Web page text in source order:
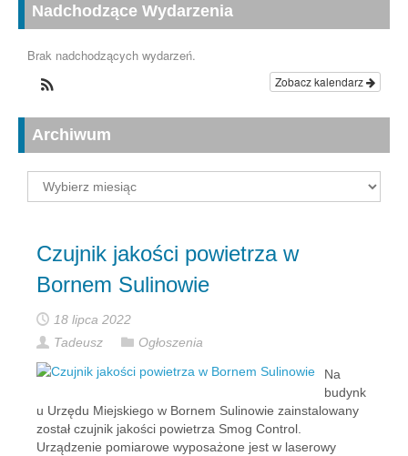
Nadchodzące Wydarzenia
Brak nadchodzących wydarzeń.
Zobacz kalendarz
Archiwum
Archiwum
Czujnik jakości powietrza w
Bornem Sulinowie
18 lipca 2022
Tadeusz
Ogłoszenia
Na
budynk
u Urzędu Miejskiego w Bornem Sulinowie zainstalowany
został czujnik jakości powietrza Smog Control.
Urządzenie pomiarowe wyposażone jest w laserowy